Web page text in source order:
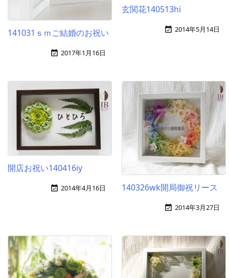
141031ｓｍご結婚のお祝い
 2017年1月16日
玄関花140513hi
 2014年5月14日
開店お祝い140416iy
 2014年4月16日 140326wk開局御祝リース
 2014年3月27日